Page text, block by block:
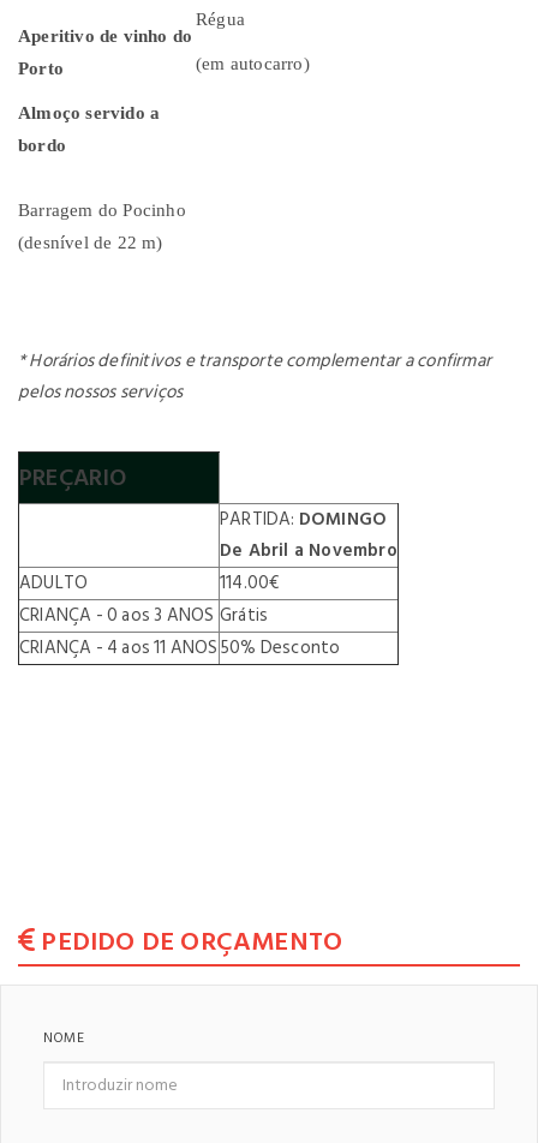
Aperitivo de vinho do
Porto
Almoço servido a
bordo
Barragem do Pocinho
(desnível de 22 m)
Régua
(em autocarro)
* Horários definitivos e transporte complementar a confirmar
pelos nossos serviços
PREÇARIO
PARTIDA: DOMINGO
De Abril a Novembro
ADULTO
114.00€
CRIANÇA - 0 aos 3 ANOS Grátis
CRIANÇA - 4 aos 11 ANOS50% Desconto
PEDIDO DE ORÇAMENTO
NOME